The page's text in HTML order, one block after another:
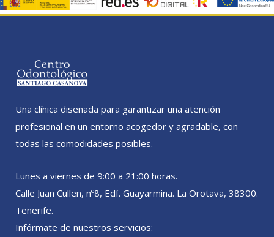
Una clínica diseñada para garantizar una atención
profesional en un entorno acogedor y agradable, con
todas las comodidades posibles.
Lunes a viernes de 9:00 a 21:00 horas.
Calle Juan Cullen, nº8, Edf. Guayarmina. La Orotava, 38300.
Tenerife.
Infórmate de nuestros servicios: